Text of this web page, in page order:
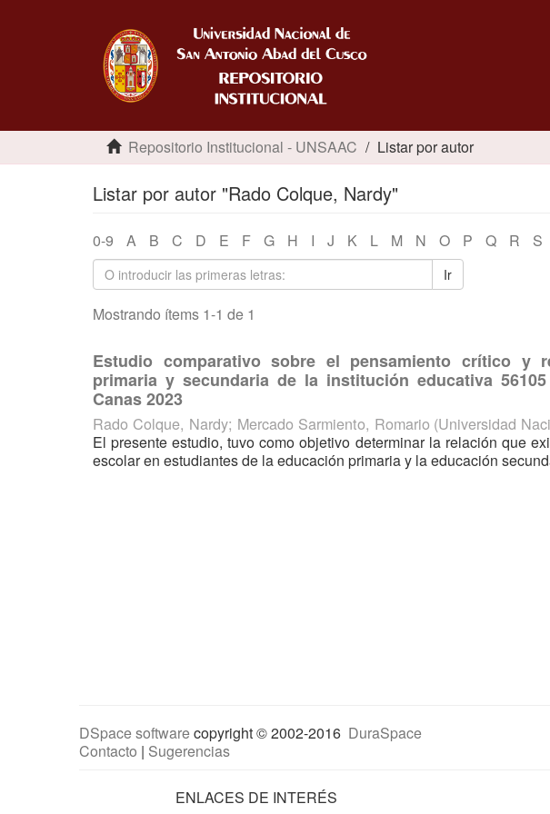
Repositorio Institucional - UNSAAC Listar por autor
Listar por autor "Rado Colque, Nardy"
0-9 A B C D E F G H I J K L M N O P Q R S
Ir
Mostrando ítems 1-1 de 1
Estudio comparativo sobre el pensamiento crítico y
primaria y secundaria de la institución educativa
Canas 2023
Rado Colque, Nardy; Mercado Sarmiento, Romario (Universidad
El presente estudio, tuvo como objetivo determinar la relación que
escolar en estudiantes de la educación primaria y la educación
DSpace softwarecopyright © 2002-2016 DuraSpace
Contacto | Sugerencias
ENLACES DE INTERÉS